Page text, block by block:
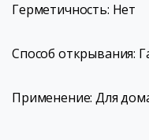
Герметичность: Нет
Способ открывания:
Применение: Для